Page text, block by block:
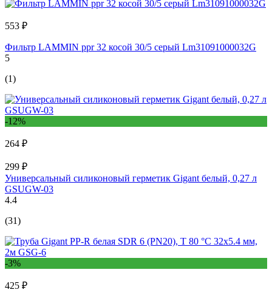
553 ₽
Фильтр LAMMIN ppr 32 косой 30/5 серый Lm31091000032G
5
(1)
-12%
264 ₽
299 ₽
Универсальный силиконовый герметик Gigant белый, 0,27 л
GSUGW-03
4.4
(31)
-3%
425 ₽